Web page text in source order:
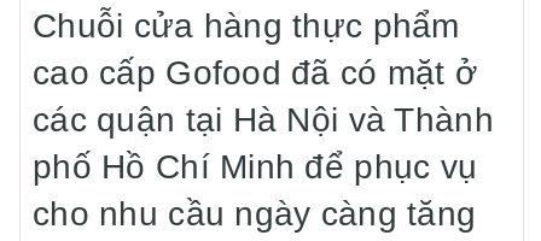
Chuỗi cửa hàng thực phẩm
cao cấp Gofood đã có mặt ở
các quận tại Hà Nội và Thành
phố Hồ Chí Minh để phục vụ
cho nhu cầu ngày càng tăng